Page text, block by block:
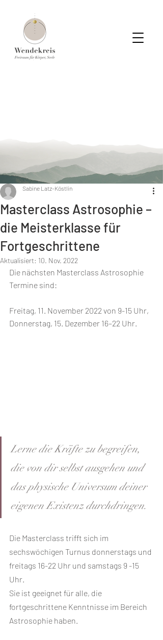
Masterclass Astrosophie –
die Meisterklasse für
Fortgeschrittene
Sabine Latz-Köstlin
Aktualisiert: 10. Nov. 2022
Die nächsten Masterclass Astrosophie
Termine sind:
Freitag, 11. November 2022 von 9-15 Uhr,
Donnerstag, 15. Dezember 16–22 Uhr.
Lerne die Kräfte zu begreifen,
die von dir selbst ausgehen und
das physische Universum deiner
eigenen Existenz durchdringen.
Die Masterclass trifft sich im
sechswöchigen Turnus donnerstags und
freitags 16-22 Uhr und samstags 9 -15
Uhr.
Sie ist geeignet für alle, die
fortgeschrittene Kenntnisse im Bereich
Astrosophie haben.